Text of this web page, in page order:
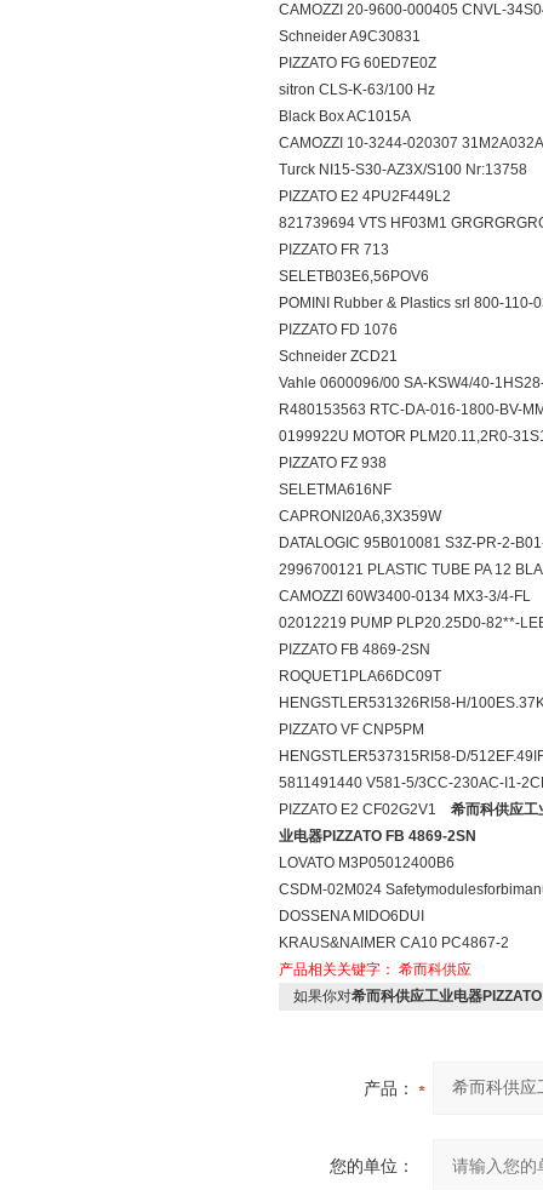
CAMOZZI 20-9600-000405 CNVL-
Schneider A9C30831
PIZZATO FG 60ED7E0Z
sitron CLS-K-63/100 Hz
Black Box AC1015A
CAMOZZI 10-3244-020307
Turck NI15-S30-AZ3X/S100 Nr:13758
PIZZATO E2 4PU2F449L2
821739694 VTS HF03M1
PIZZATO FR 713
SELETB03E6,56POV6
POMINI Rubber & Plastics srl 800-
PIZZATO FD 1076
Schneider ZCD21
Vahle 0600096/00 SA-KSW4/40-
R480153563 RTC-DA-016-1800-BV-
0199922U MOTOR PLM20.11,2R0-
PIZZATO FZ 938
SELETMA616NF
CAPRONI20A6,3X359W
DATALOGIC 95B010081 S3Z-PR-2-
2996700121 PLASTIC TUBE PA 12
CAMOZZI 60W3400-0134 MX3-3/4-
02012219 PUMP PLP20.25D0-82**-
PIZZATO FB 4869-2SN
ROQUET1PLA66DC09T
HENGSTLER531326RI58-H/
PIZZATO VF CNP5PM
HENGSTLER537315RI58-D/
5811491440 V581-5/3CC-230AC-I1-
PIZZATO E2 CF02G2V1 希而科供应工
业电器PIZZATO FB 4869-2SN
LOVATO M3P05012400B6
CSDM-02M024
DOSSENA MIDO6DUI
KRAUS&NAIMER CA10 PC4867-2
产品相关关键字： 希而科供应
如果你对希而科供应工业电器
产品：
您的单位：